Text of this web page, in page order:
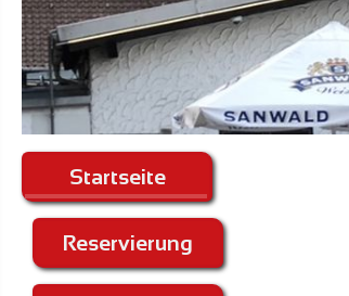
Startseite
Reservierung